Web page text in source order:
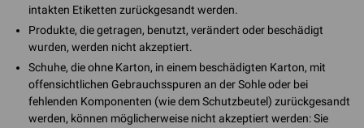
intakten Etiketten zurückgesandt werden.
Produkte, die getragen, benutzt, verändert oder beschädigt
wurden, werden nicht akzeptiert.
Schuhe, die ohne Karton, in einem beschädigten Karton, mit
offensichtlichen Gebrauchsspuren an der Sohle oder bei
fehlenden Komponenten (wie dem Schutzbeutel) zurückgesandt
werden, können möglicherweise nicht akzeptiert werden: Sie